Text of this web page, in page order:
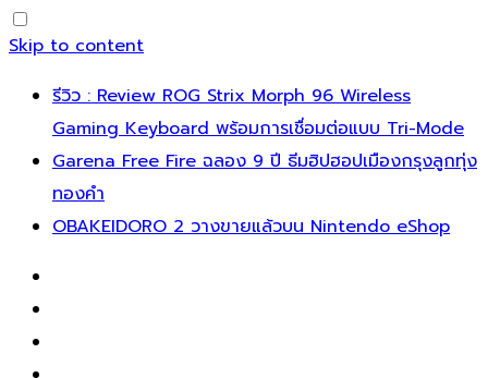
Skip to content
รีวิว : Review ROG Strix Morph 96 Wireless
Gaming Keyboard พร้อมการเชื่อมต่อแบบ Tri-Mode
Garena Free Fire ฉลอง 9 ปี ธีมฮิปฮอปเมืองกรุงลูกทุ่ง
ทองคำ
OBAKEIDORO 2 วางขายแล้วบน Nintendo eShop